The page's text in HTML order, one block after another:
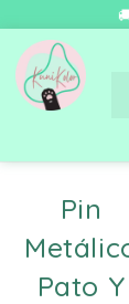
Pin
Pato Y